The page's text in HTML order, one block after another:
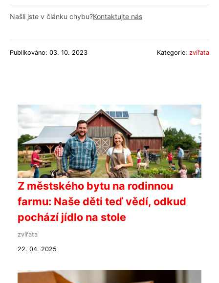
Našli jste v článku chybu?Kontaktujte nás
Publikováno: 03. 10. 2023 Kategorie: zvířata
Z městského bytu na rodinnou
farmu: Naše děti teď vědí, odkud
pochází jídlo na stole
zvířata
22. 04. 2025